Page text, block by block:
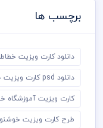
برچسب ها
دانلود کارت ویزیت
دانلود psd کارت ویزیت خطاطی
کارت ویزیت آموزشگاه
طرح کارت ویزیت